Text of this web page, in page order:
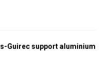
Guirec support aluminium